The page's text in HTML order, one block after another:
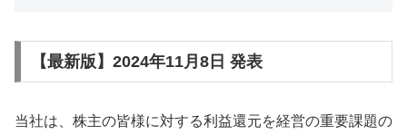
【最新版】2024年11月8日 発表
当社は、株主の皆様に対する利益還元を経営の重要課題の